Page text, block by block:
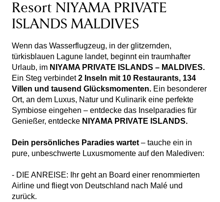
Resort NIYAMA PRIVATE
ISLANDS MALDIVES
Wenn das Wasserflugzeug, in der glitzernden,
türkisblauen Lagune landet, beginnt ein traumhafter
Urlaub, im NIYAMA PRIVATE ISLANDS – MALDIVES.
Ein Steg verbindet2 Inseln mit 10 Restaurants, 134
Villen und tausend Glücksmomenten. Ein besonderer
Ort, an dem Luxus, Natur und Kulinarik eine perfekte
Symbiose eingehen – entdecke das Inselparadies für
Genießer, entdecke NIYAMA PRIVATE ISLANDS.
Dein persönliches Paradies wartet – tauche ein in
pure, unbeschwerte Luxusmomente auf den Malediven:
- DIE ANREISE: Ihr geht an Board einer renommierten
Airline und fliegt von Deutschland nach Malé und
zurück.